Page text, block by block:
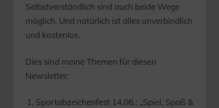
Selbstverständlich sind auch beide Wege
möglich. Und natürlich ist alles unverbindlich
und kostenlos.
Dies sind meine Themen für diesen
Newsletter:
Sportabzeichenfest 14.06.: „Spiel, Spaß &